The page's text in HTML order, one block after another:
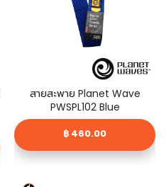
สายสะพาย Planet Wave
PWSPL102 Blue
฿ 460.00